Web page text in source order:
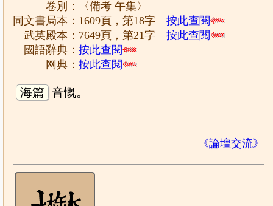
卷別：〈備考 午集〉
同文書局本：1609頁，第18字按此查閱
武英殿本：7649頁，第21字按此查閱
國語辭典：按此查閱
网典：按此查閱
海篇 音慨。
《論壇交流》